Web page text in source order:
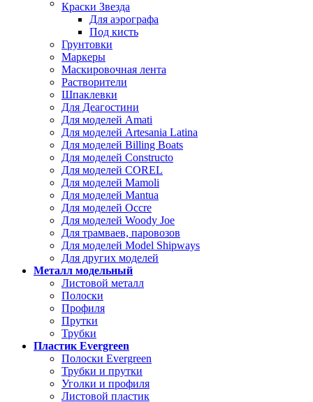
Краски Звезда
Для аэрографа
Под кисть
Грунтовки
Маркеры
Маскировочная лента
Растворители
Шпаклевки
Для Деагостини
Для моделей Amati
Для моделей Artesania Latina
Для моделей Billing Boats
Для моделей Constructo
Для моделей COREL
Для моделей Mamoli
Для моделей Mantua
Для моделей Occre
Для моделей Woody Joe
Для трамваев, паровозов
Для моделей Model Shipways
Для других моделей
Металл модельный
Листовой металл
Полоски
Профиля
Прутки
Трубки
Пластик Evergreen
Полоски Evergreen
Трубки и прутки
Уголки и профиля
Листовой пластик